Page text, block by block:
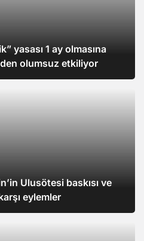
yasası 1 ay olmasına
olumsuz etkiliyor
Ulusötesi baskısı ve
eylemler